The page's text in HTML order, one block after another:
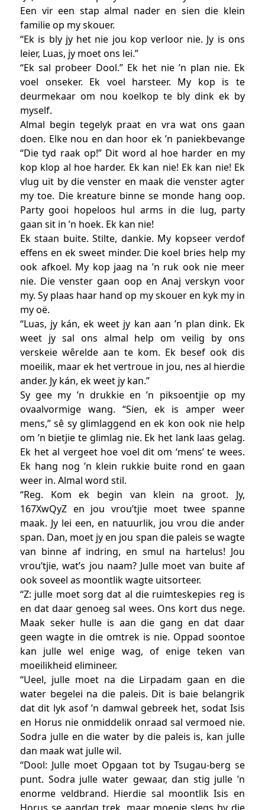
Een vir een stap almal nader en sien die klein
familie op my skouer.
“Ek is bly jy het nie jou kop verloor nie. Jy is ons
leier, Luas, jy moet ons lei.”
“Ek sal probeer Dool.” Ek het nie ’n plan nie. Ek
voel onseker. Ek voel harsteer. My kop is te
deurmekaar om nou koelkop te bly dink ek by
myself.
Almal begin tegelyk praat en vra wat ons gaan
doen. Elke nou en dan hoor ek ’n paniekbevange
“Die tyd raak op!” Dit word al hoe harder en my
kop klop al hoe harder. Ek kan nie! Ek kan nie! Ek
vlug uit by die venster en maak die venster agter
my toe. Die kreature binne se monde hang oop.
Party gooi hopeloos hul arms in die lug, party
gaan sit in ’n hoek. Ek kan nie!
Ek staan buite. Stilte, dankie. My kopseer verdof
effens en ek sweet minder. Die koel bries help my
ook afkoel. My kop jaag na ’n ruk ook nie meer
nie. Die venster gaan oop en Anaj verskyn voor
my. Sy plaas haar hand op my skouer en kyk my in
my oë.
“Luas, jy kán, ek weet jy kan aan ’n plan dink. Ek
weet jy sal ons almal help om veilig by ons
verskeie wêrelde aan te kom. Ek besef ook dis
moeilik, maar ek het vertroue in jou, nes al hierdie
ander. Jy kán, ek weet jy kan.”
Sy gee my ’n drukkie en ’n piksoentjie op my
ovaalvormige wang. “Sien, ek is amper weer
mens,” sê sy glimlaggend en ek kon ook nie help
om ’n bietjie te glimlag nie. Ek het lank laas gelag.
Ek het al vergeet hoe voel dit om ‘mens’ te wees.
Ek hang nog ’n klein rukkie buite rond en gaan
weer in. Almal word stil.
“Reg. Kom ek begin van klein na groot. Jy,
167XwQyZ en jou vrou’tjie moet twee spanne
maak. Jy lei een, en natuurlik, jou vrou die ander
span. Dan, moet jy en jou span die paleis se wagte
van binne af indring, en smul na hartelus! Jou
vrou’tjie, wat’s jou naam? Julle moet van buite af
ook soveel as moontlik wagte uitsorteer.
“Z: julle moet sorg dat al die ruimteskepies reg is
en dat daar genoeg sal wees. Ons kort dus nege.
Maak seker hulle is aan die gang en dat daar
geen wagte in die omtrek is nie. Oppad soontoe
kan julle wel enige wag, of enige teken van
moeilikheid elimineer.
“Ueel, julle moet na die Lirpadam gaan en die
water begelei na die paleis. Dit is baie belangrik
dat dit lyk asof ’n damwal gebreek het, sodat Isis
en Horus nie onmiddelik onraad sal vermoed nie.
Sodra julle en die water by die paleis is, kan julle
dan maak wat julle wil.
“Dool: Julle moet Opgaan tot by Tsugau-berg se
punt. Sodra julle water gewaar, dan stig julle ’n
enorme veldbrand. Hierdie sal moontlik Isis en